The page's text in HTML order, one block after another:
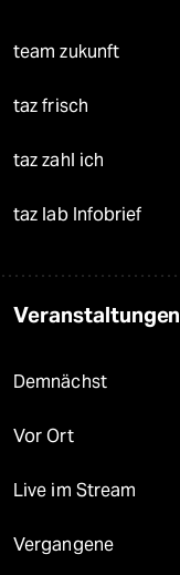
team zukunft
taz frisch
taz zahl ich
taz lab Infobrief
Veranstaltungen
Demnächst
Vor Ort
Live im Stream
Vergangene